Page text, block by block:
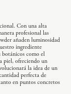
Con una alta
profesional las
añaden luminosidad
ingrediente
botánicos como el
piel, ofreciendo un
la idea de un
perfecta de
en puntos concretos